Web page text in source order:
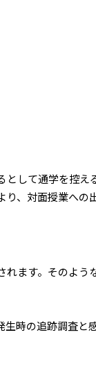
して通学を控
、対面授業へ
ます。そのよ
時の追跡調査